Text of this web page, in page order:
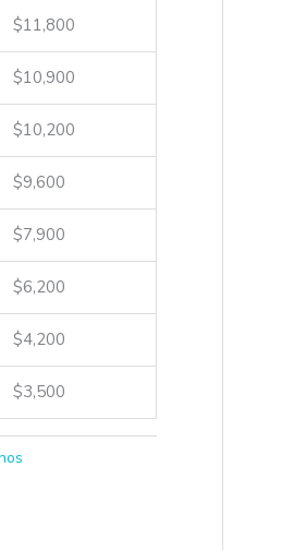
$11,800
$10,900
$10,200
$9,600
$7,900
$6,200
$4,200
$3,500